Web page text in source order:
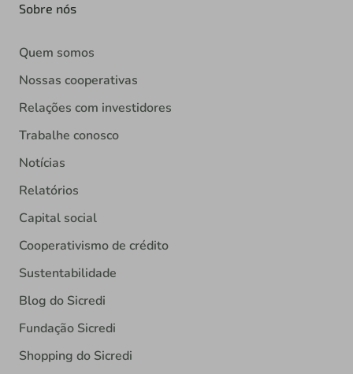
Sobre nós
Quem somos
Nossas cooperativas
Relações com investidores
Trabalhe conosco
Notícias
Relatórios
Capital social
Cooperativismo de crédito
Sustentabilidade
Blog do Sicredi
Fundação Sicredi
Shopping do Sicredi